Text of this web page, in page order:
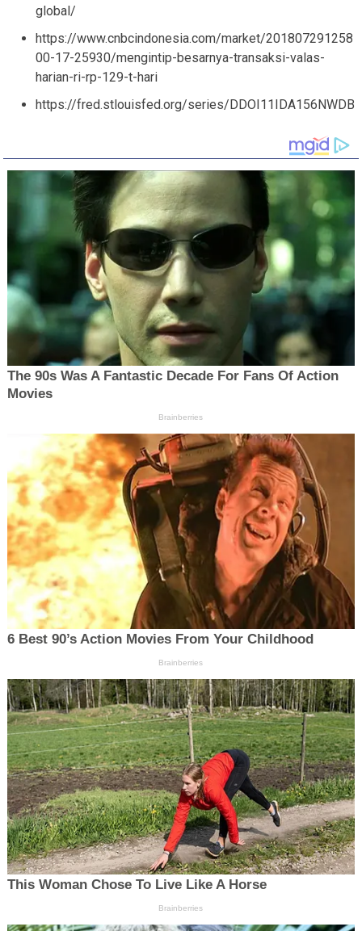
global/
https://www.cnbcindonesia.com/market/201807291258
00-17-25930/mengintip-besarnya-transaksi-valas-
harian-ri-rp-129-t-hari
https://fred.stlouisfed.org/series/DDOI11IDA156NWDB